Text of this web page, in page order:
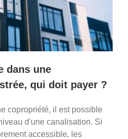
dans une
qui doit payer ?
copropriété, il est possible
d'une canalisation. Si
accessible, les